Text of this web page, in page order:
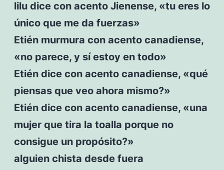
lilu dice con acento Jienense, «tu eres lo
único que me da fuerzas»
Etién murmura con acento canadiense,
«no parece, y sí estoy en todo»
Etién dice con acento canadiense, «qué
piensas que veo ahora mismo?»
Etién dice con acento canadiense, «una
mujer que tira la toalla porque no
consigue un propósito?»
alguien chista desde fuera